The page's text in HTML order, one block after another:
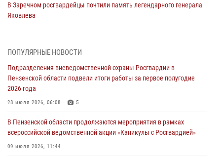
В Заречном росгвардейцы почтили память легендарного генерала
Яковлева
Сотрудники пензенского ОМОН «Страж» познакомили участников
05 августа 2026, 06:15
В Пензе сотрудники Росгвардии оказали помощь
дезориентированному пенсионеру
В Пензе при силовой поддержке Росгвардии пресечена
деятельность ОПГ, маскировавшейся под реабилитационный центр
ПОПУЛЯРНЫЕ НОВОСТИ
Подразделения вневедомственной охраны Росгвардии в
Пензенской области подвели итоги работы за первое полугодие
2026 года
28 июля 2026, 06:08 5
В Пензенской области продолжаются мероприятия в рамках
всероссийской ведомственной акции «Каникулы с Росгвардией»
09 июля 2026, 11:44